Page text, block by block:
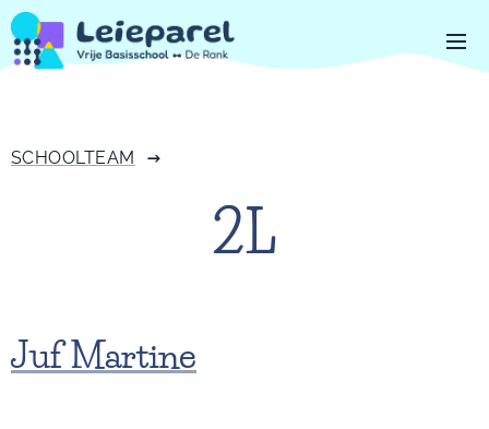
SCHOOLTEAM
2L
Juf Martine